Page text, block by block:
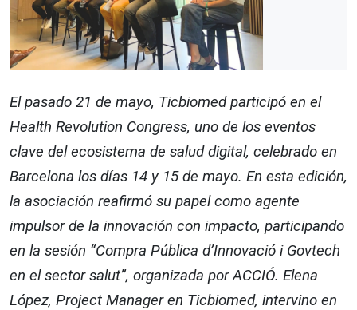
El pasado 21 de mayo, Ticbiomed participó en el
Health Revolution Congress, uno de los eventos
clave del ecosistema de salud digital, celebrado en
Barcelona los días 14 y 15 de mayo. En esta edición,
la asociación reafirmó su papel como agente
impulsor de la innovación con impacto, participando
en la sesión “Compra Pública d’Innovació i Govtech
en el sector salut”, organizada por ACCIÓ. Elena
López, Project Manager en Ticbiomed, intervino en